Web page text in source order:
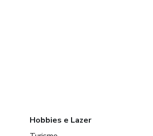
Hobbies e Lazer